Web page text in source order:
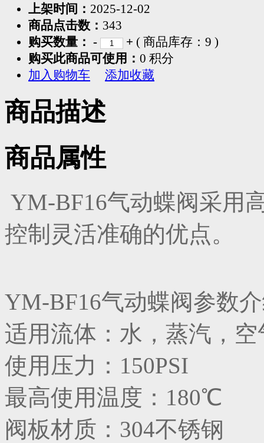
上架时间： 2025-12-02
商品点击数： 343
购买数量： - + ( 商品库存： 9 )
购买此商品可使用： 0 积分
加入购物车
添加收藏
商品描述
商品属性
YM-BF16气动蝶阀采用
控制灵活准确的优点。
YM-BF16气动蝶阀参数
适用流体：水，蒸汽，
使用压力：150PSI
最高使用温度：180℃
阀板材质：304不锈钢